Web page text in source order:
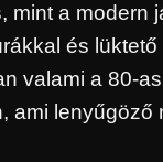
mint a modern
és lüktető
valami a 80-
ami lenyűgöző